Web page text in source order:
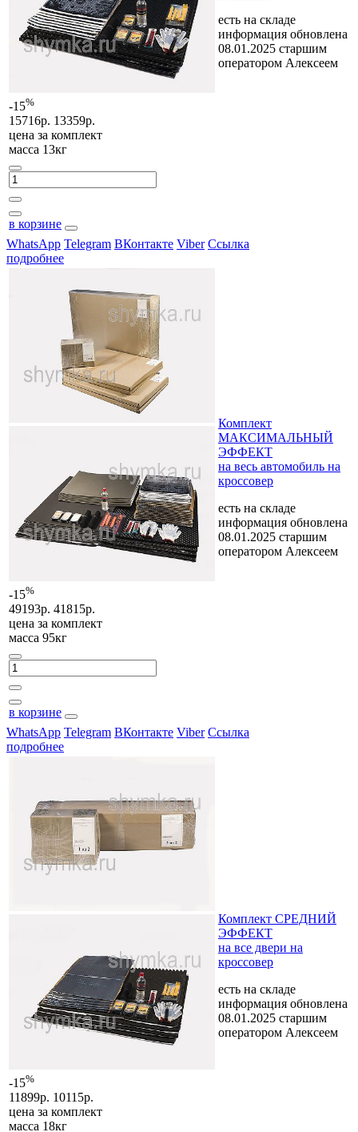
-15%
15716р. 13359р.
цена за комплект
масса 13кг
в корзине
есть на складе
информация обновлена
08.01.2025 старшим
оператором Алексеем
WhatsApp Telegram ВКонтакте Viber Ссылка
подробнее
-15%
49193р. 41815р.
цена за комплект
масса 95кг
в корзине
Комплект
МАКСИМАЛЬНЫЙ
ЭФФЕКТ
на весь автомобиль на
кроссовер
есть на складе
информация обновлена
08.01.2025 старшим
оператором Алексеем
WhatsApp Telegram ВКонтакте Viber Ссылка
подробнее
-15%
11899р. 10115р.
цена за комплект
масса 18кг
Комплект СРЕДНИЙ
ЭФФЕКТ
на все двери на
кроссовер
есть на складе
информация обновлена
08.01.2025 старшим
оператором Алексеем